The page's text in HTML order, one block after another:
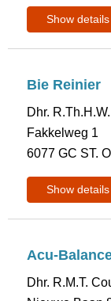
Show details
Bie Reinier
Dhr.
Fakkelweg 1
6077 GC ST.
Show details
Acu-
Dhr. R.M.T.